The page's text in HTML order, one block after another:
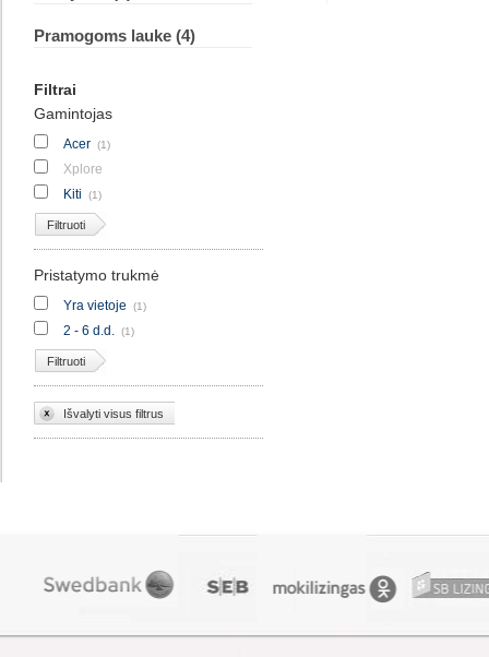
Pramogoms lauke (4)
Filtrai
Gamintojas
Acer (1)
Xplore
Kiti
(1)
Filtruoti
Pristatymo trukmė
Yra vietoje (1)
2 - 6 d.d. (1)
Filtruoti
Išvalyti visus filtrus